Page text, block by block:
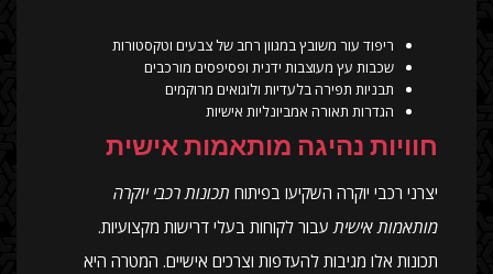
ריפוד עור משובץ במגוון רחב של צבעים וטקסטורות
שכבות עץ מעוצבות ידנית ופסיפסים מורכבים
תבניות תפירה בלעדיות ולוגואים מרוקמים
הגדרות תאורה אמביונליות אישיות
חוויות נהיגה מותאמות אישית
יצרני רכבי יוקרה השקיעו בפיתוח תכונות רכבי יוקרה
מותאמות אישיתעבור לקוחות בעלי דרישות מקצועיות.
תכונות אלו מגיבות להעדפות וצרכים אישיים. המטרה היא